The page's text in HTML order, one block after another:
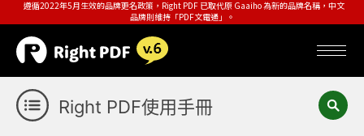
遵循2022年5月生效的品牌更名政策，Right PDF 已取代原 Gaaiho 為新的品牌名稱，中文
品牌則維持「PDF文電通」。
Right PDF使用手冊